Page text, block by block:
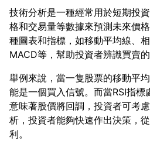
技術分析是一種經常用於短期投
格和交易量等數據來預測未來價
種圖表和指標，如移動平均線、相
舉例來說，當一隻股票的移動平
能是一個買入信號。而當RSI指
意味著股價將回調，投資者可考
析，投資者能夠快速作出決策，